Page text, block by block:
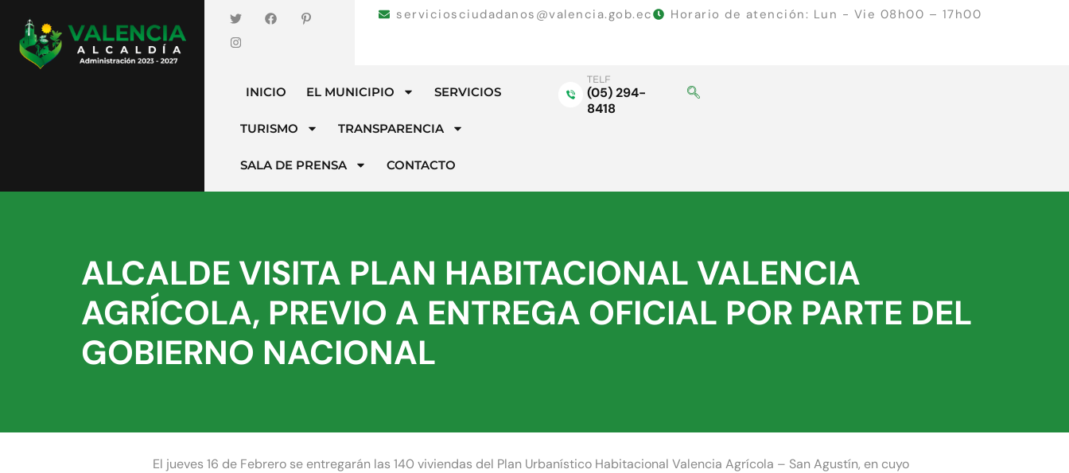
serviciosciudadanos@valencia.gob.ec Horario de atención: Lun - Vie 08h00 – 17h00
INICIO EL MUNICIPIO SERVICIOS
TURISMO TRANSPARENCIA
SALA DE PRENSA CONTACTO
TELF
(05) 294-
8418
ALCALDE VISITA PLAN HABITACIONAL VALENCIA
AGRÍCOLA, PREVIO A ENTREGA OFICIAL POR PARTE DEL
GOBIERNO NACIONAL
El jueves 16 de Febrero se entregarán las 140 viviendas del Plan Urbanístico Habitacional Valencia Agrícola – San Agustín, en cuyo